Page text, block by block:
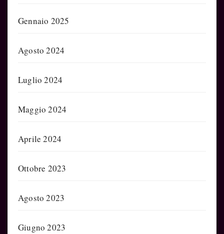
Gennaio 2025
Agosto 2024
Luglio 2024
Maggio 2024
Aprile 2024
Ottobre 2023
Agosto 2023
Giugno 2023